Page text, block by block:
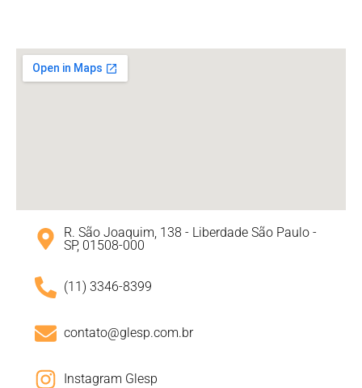
R. São Joaquim, 138 - Liberdade São Paulo -
SP, 01508-000
(11) 3346-8399
contato@glesp.com.br
Instagram Glesp